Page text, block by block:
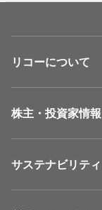
リコーについて
株主・投資家情報
サステナビリティ